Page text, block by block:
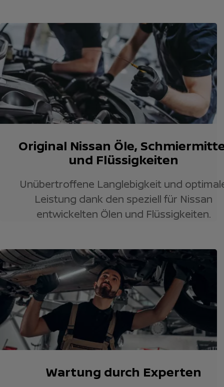
Original Nissan Öle,
und Flüssigkeiten
Unübertroffene Langlebigkeit und
Leistung dank den speziell für Nissan
entwickelten Ölen und Flüssigkeiten.
Wartung durch Experten